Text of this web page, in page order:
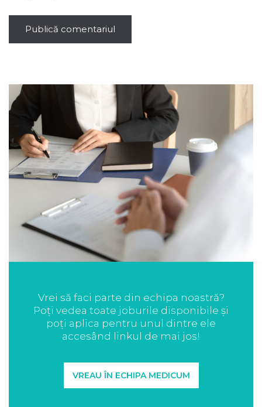
Vrei să faci parte din echipa noastră?
Poți vedea toate joburile disponibile și
poți aplica pentru unul dintre ele
accesând linkul de mai jos!
VREAU ÎN ECHIPA MEDICUM